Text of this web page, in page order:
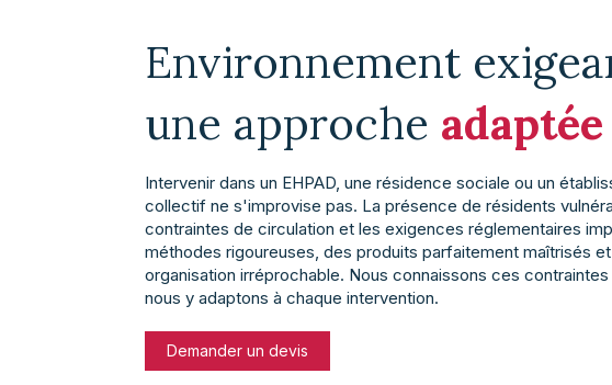
Environnement
une approche adaptée
Intervenir dans un EHPAD, une résidence sociale ou un
collectif ne s'improvise pas. La présence de résidents
contraintes de circulation et les exigences réglementaires
méthodes rigoureuses, des produits parfaitement maîtrisés
organisation irréprochable. Nous connaissons ces
nous y adaptons à chaque intervention.
Demander un devis